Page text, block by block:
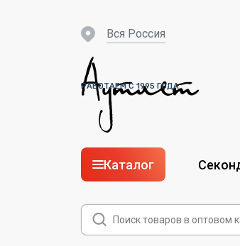
РАБОТАЕМ С 1995 ГОДА
вся Россия
Каталог
Поиск
товаров